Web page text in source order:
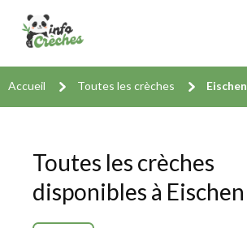
Accueil Toutes les crèches Eischen
Toutes les crèches
disponibles à Eischen